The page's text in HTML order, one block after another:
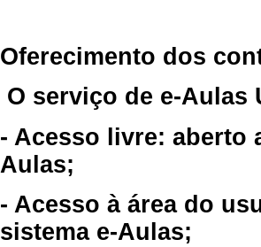
Oferecimento dos
O serviço de e-Aulas
- Acesso livre: aberto
Aulas;
- Acesso à área do
sistema e-Aulas;